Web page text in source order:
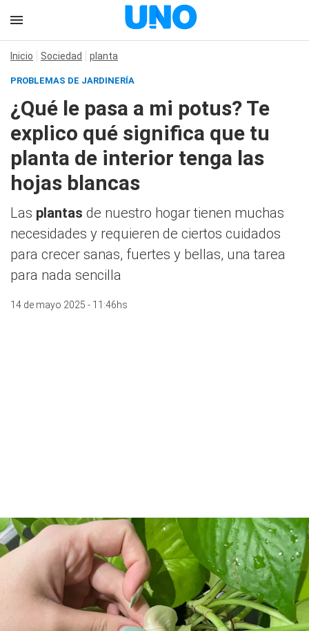
Inicio Sociedad planta
PROBLEMAS DE JARDINERÍA
¿Qué le pasa a mi potus? Te
explico qué significa que tu
planta de interior tenga las
hojas blancas
Las plantas de nuestro hogar tienen muchas
necesidades y requieren de ciertos cuidados
para crecer sanas, fuertes y bellas, una tarea
para nada sencilla
14 de mayo 2025 - 11:46hs